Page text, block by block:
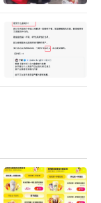
罕见？（责任